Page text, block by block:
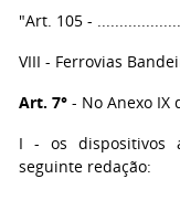
"Art. 105 -
VIII - Ferrovias
Art. 7° - No Anexo IX
I - os dispositivos
seguinte redação: